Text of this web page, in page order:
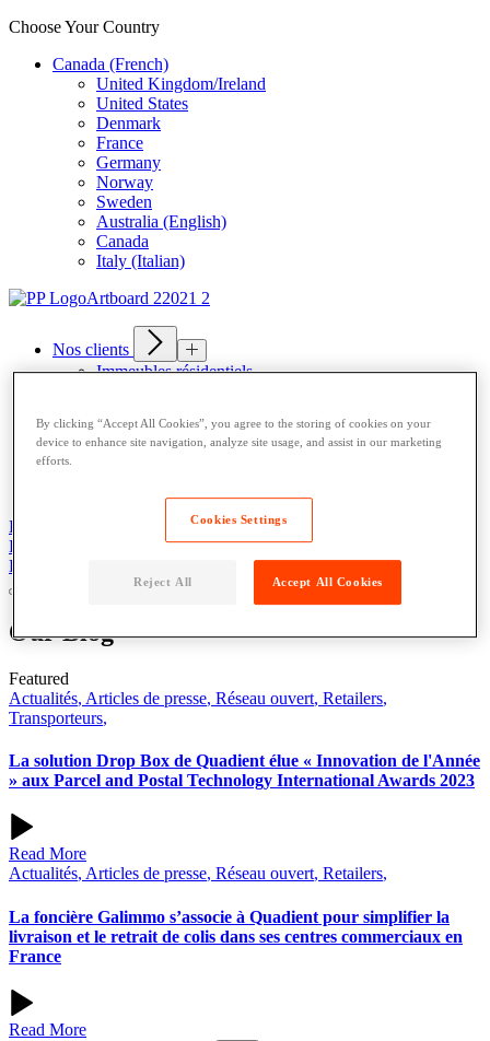
Choose Your Country
Canada (French)
United Kingdom/Ireland
United States
Denmark
France
Germany
Norway
Sweden
Australia (English)
Canada
Italy (Italian)
Nos clients
Immeubles résidentiels
Entreprises
Transporteurs
Nos produits
DEMANDER UN DEVIS
DEMANDER UN DEVIS
DEMANDER UN DEVIS
OurBlog
Featured
Actualités, Articles de presse, Réseau ouvert, Retailers,
Transporteurs,
La solution Drop Box de Quadient élue « Innovation de l'Année
» aux Parcel and Postal Technology International Awards 2023
Read More
Actualités, Articles de presse, Réseau ouvert, Retailers,
La foncière Galimmo s’associe à Quadient pour simplifier la
livraison et le retrait de colis dans ses centres commerciaux en
France
Read More
By clicking “Accept All Cookies”, you agree to the storing of cookies on your
device to enhance site navigation, analyze site usage, and assist in our marketing
efforts.
Cookies Settings
Reject All Accept All Cookies